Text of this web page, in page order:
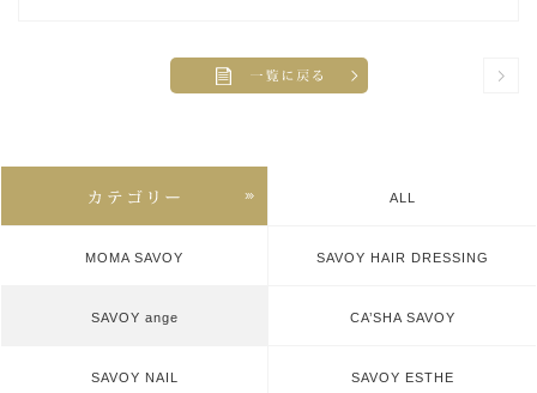
ALL
MOMA SAVOY SAVOY HAIR DRESSING
SAVOY ange CA’SHA SAVOY
SAVOY NAIL SAVOY ESTHE